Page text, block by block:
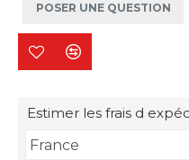
POSER UNE QUESTION
Estimer les frais d